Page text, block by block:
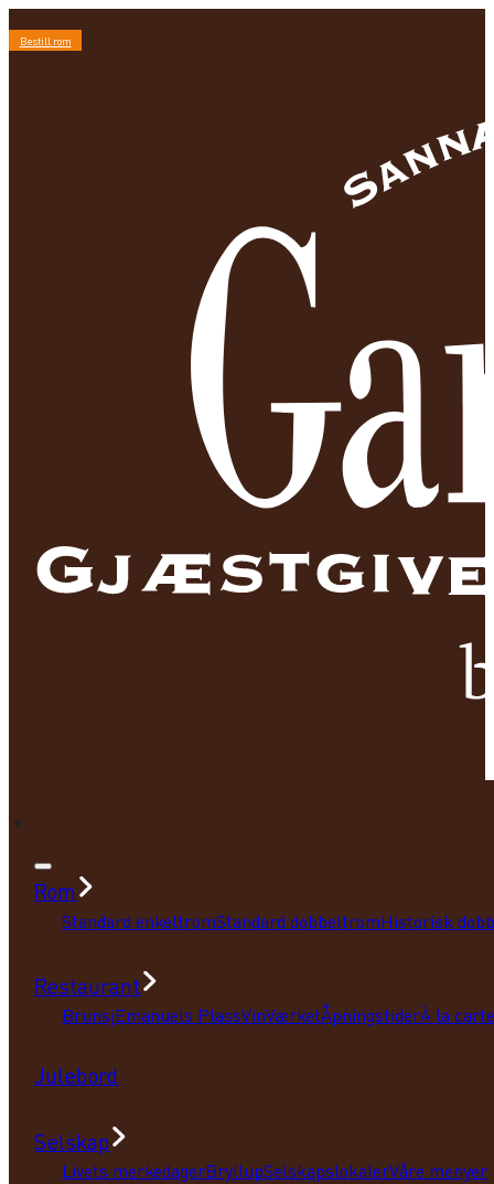
Bestill rom
Rom
Standard enkeltromStandard dobbeltromHistorisk
Restaurant
BrunsjEmanuels PlassVinVærketÅpningstiderÀ la
Julebord
Selskap
Livets merkedagerBryllupSelskapslokalerVåre menyer